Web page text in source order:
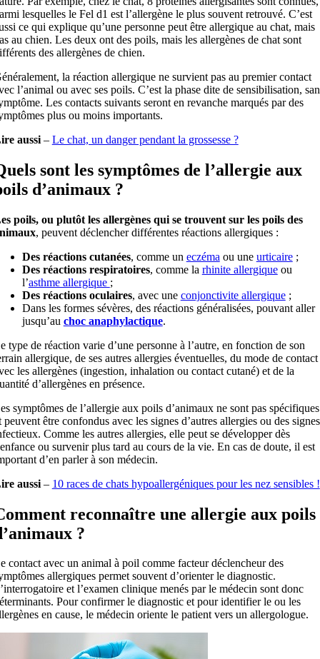
lesquelles le Fel d1 est l’allergène le plus souvent retrouvé. C’est
ce qui explique qu’une personne peut être allergique au chat, mais
au chien. Les deux ont des poils, mais les allergènes de chat sont
des allergènes de chien.
la réaction allergique ne survient pas au premier contact
l’animal ou avec ses poils. C’est la phase dite de sensibilisation,
Les contacts suivants seront en revanche marqués par des
plus ou moins importants.
aussi– Le chat, un danger pendant la grossesse ?
sont les symptômes de l’allergie aux
d’animaux ?
poils, ou plutôt les allergènes qui se trouvent sur les poils des
, peuvent déclencher différentes réactions allergiques :
Des réactions cutanées, comme un eczéma ou une urticaire;
Des réactions respiratoires, comme la rhinite allergiqueou
l’asthme allergique ;
Des réactions oculaires, avec une conjonctivite allergique;
Dans les formes sévères, des réactions généralisées, pouvant aller
jusqu’au choc anaphylactique.
type de réaction varie d’une personne à l’autre, en fonction de son
allergique, de ses autres allergies éventuelles, du mode de contact
les allergènes (ingestion, inhalation ou contact cutané) et de la
d’allergènes en présence.
symptômes de l’allergie aux poils d’animaux ne sont pas spécifiques
peuvent être confondus avec les signes d’autres allergies ou des signes
Comme les autres allergies, elle peut se développer dès
ou survenir plus tard au cours de la vie. En cas de doute, il est
d’en parler à son médecin.
aussi– 10 races de chats hypoallergéniques pour les nez sensibles !
reconnaître une allergie aux poils
?
contact avec un animal à poil comme facteur déclencheur des
allergiques permet souvent d’orienter le diagnostic.
et l’examen clinique menés par le médecin sont donc
Pour confirmer le diagnostic et pour identifier le ou les
en cause, le médecin oriente le patient vers un allergologue.